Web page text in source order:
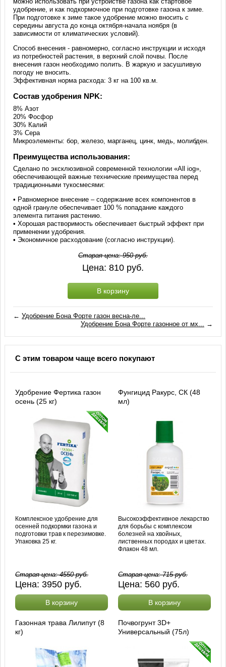
удобрение, и как подкормочное при подготовке газона к зиме.
При подготовке к зиме такое удобрение можно вносить с
середины августа до конца октября-начала ноября (в
зависимости от климатических условий).
Способ внесения - равномерно, согласно инструкции и исходя
из потребностей растения, в верхний слой почвы. После
внесения газон необходимо полить. В жаркую и засушливую
погоду не вносить.
Эффективная норма расхода: 3 кг на 100 кв.м.
Состав удобрения NPK:
8% Азот
20% Фосфор
30% Калий
3% Сера
Микроэлементы: бор, железо, марганец, цинк, медь, молибден.
Преимущества использования:
Сделано по эксклюзивной современной технологии «All iog»,
обеспечивающей важные технические преимущества перед
традиционными тукосмесями:
• Равномерное внесение – содержание всех компонентов в
одной грануле обеспечивает 100 % попадание каждого
элемента питания растению.
• Хорошая растворимость обеспечивает быстрый эффект при
применении удобрения.
• Экономичное расходование (согласно инструкции).
Старая цена:950руб.
Цена: 810 руб.
В корзину
←Удобрение Бона Форте газон весна-ле...
Удобрение Бона Форте газонное от мх... →
С этим товаром чаще всего покупают
Удобрение Фертика газон
осень (25 кг)
Комплексное удобрение для
осенней подкормки газона и
подготовки трав к перезимовке.
Упаковка 25 кг.
Старая цена:4550руб.
Цена:3950 руб.
В корзину
Фунгицид Ракурс, СК (48
мл)
Высокоэффективное лекарство
для борьбы с комплексом
болезней на хвойных,
лиственных породах и цветах.
Флакон 48 мл.
Старая цена:715руб.
Цена: 560 руб.
В корзину
Газонная трава Лилипут (8
кг)
Почвогрунт 3D+
Универсальный (75л)